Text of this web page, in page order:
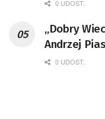
0 UDOST.
„Dobry
Andrzej
0 UDOST.